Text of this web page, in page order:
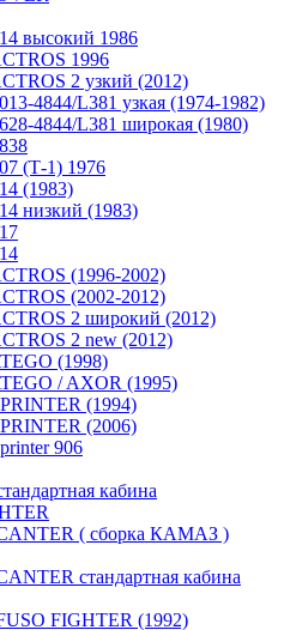
высокий 1986
1996
2 узкий (2012)
4844/L381 узкая (1974-1982)
4844/L381 широкая (1980)
(Т-1) 1976
(1983)
низкий (1983)
(1996-2002)
(2002-2012)
2 широкий (2012)
2 new (2012)
(1998)
/ AXOR (1995)
(1994)
(2006)
906
кабина
( сборка КАМАЗ )
стандартная кабина
FIGHTER (1992)